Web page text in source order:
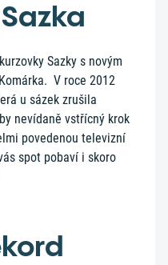
Sazky s novým
V roce 2012
u sázek zrušila
nevídaně vstřícný krok
povedenou televizní
spot pobaví i skoro